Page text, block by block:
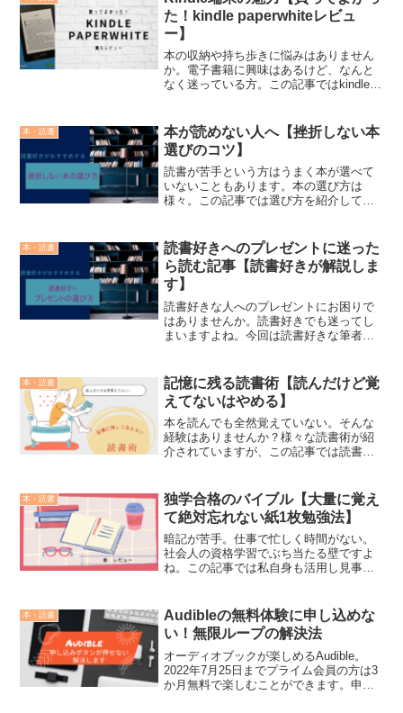
た！kindle paperwhiteレビュ
ー】
本の収納や持ち歩きに悩みはありません
か。電子書籍に興味はあるけど、なんと
なく迷っている方。この記事ではkindle端
本・読書
本が読めない人へ【挫折しない本
選びのコツ】
読書が苦手という方はうまく本が選べて
いないこともあります。本の選び方は
様々。この記事では選び方を紹介してい
本・読書
読書好きへのプレゼントに迷った
ら読む記事【読書好きが解説しま
す】
読書好きな人へのプレゼントにお困りで
はありませんか。読書好きでも迷ってし
まいますよね。今回は読書好きな筆者が
みてください。
本・読書
記憶に残る読書術【読んだけど覚
えてないはやめる】
本を読んでも全然覚えていない。そんな
経験はありませんか？様々な読書術が紹
介されていますが、この記事では読書術
書したくなりますよ。
本・読書
独学合格のバイブル【大量に覚え
て絶対忘れない紙1枚勉強法】
暗記が苦手。仕事で忙しく時間がない。
社会人の資格学習でぶち当たる壁ですよ
ね。この記事では私自身も活用し見事合
ない！と悩む方は特にご覧ください。
本・読書
Audibleの無料体験に申し込めな
い！無限ループの解決法
オーディオブックが楽しめるAudible。
2022年7月25日までプライム会員の方は3
か月無料で楽しむことができます。申し